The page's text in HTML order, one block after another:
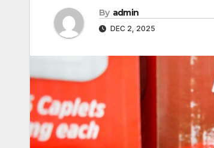
By admin
DEC 2, 2025